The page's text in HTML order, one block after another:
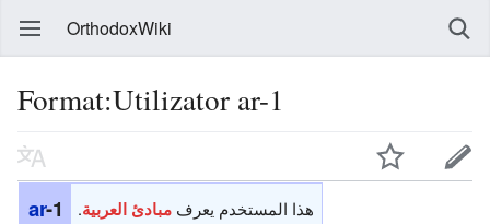
OrthodoxWiki
Format:Utilizator ar-1
ar-1 هذا المستخدم يعرفمبادئ العربية.